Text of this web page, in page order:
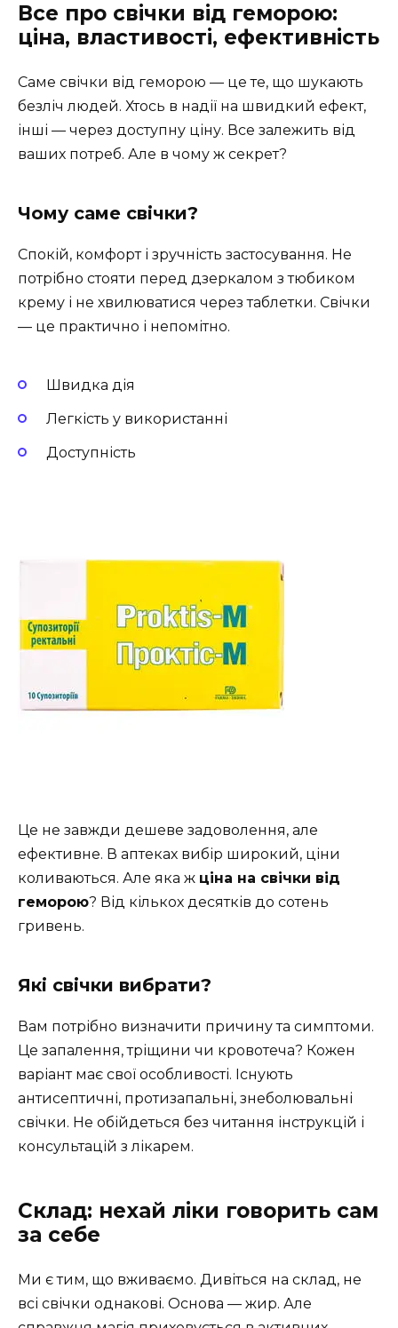
Все про свічки від геморою:
ціна, властивості, ефективність
Саме свічки від геморою — це те, що шукають
безліч людей. Хтось в надії на швидкий ефект,
інші — через доступну ціну. Все залежить від
ваших потреб. Але в чому ж секрет?
Чому саме свічки?
Спокій, комфорт і зручність застосування. Не
потрібно стояти перед дзеркалом з тюбиком
крему і не хвилюватися через таблетки. Свічки
— це практично і непомітно.
Швидка дія
Легкість у використанні
Доступність
Це не завжди дешеве задоволення, але
ефективне. В аптеках вибір широкий, ціни
коливаються. Але яка ж ціна на свічки від
геморою? Від кількох десятків до сотень
гривень.
Які свічки вибрати?
Вам потрібно визначити причину та симптоми.
Це запалення, тріщини чи кровотеча? Кожен
варіант має свої особливості. Існують
антисептичні, протизапальні, знеболювальні
свічки. Не обійдеться без читання інструкцій і
консультацій з лікарем.
Склад: нехай ліки говорить сам
за себе
Ми є тим, що вживаємо. Дивіться на склад, не
всі свічки однакові. Основа — жир. Але